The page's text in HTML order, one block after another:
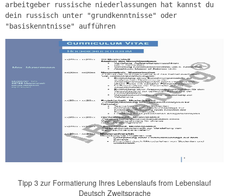
arbeitgeber russische niederlassungen hat kannst du
dein russisch unter "grundkenntnisse" oder
"basiskenntnisse" aufführen
Tipp 3 zur Formatierung Ihres Lebenslaufs from Lebenslauf
Deutsch Zweitsprache